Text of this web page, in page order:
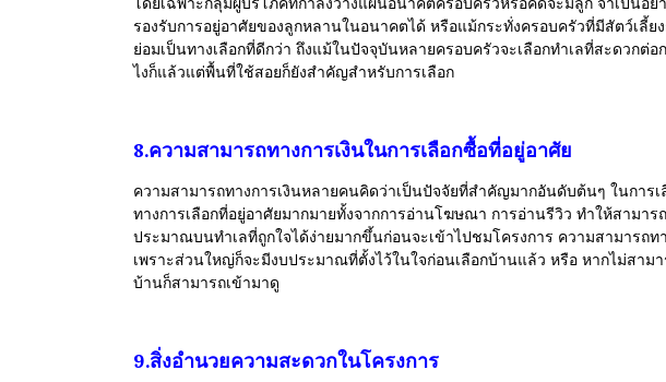
รองรับการอยู่อาศัยของลูกหลานในอนาคตได้ หรือแม้กระทั่งครอบครัวที่มีสัตว์เลี้ย
ย่อมเป็นทางเลือกที่ดีกว่า ถึงแม้ในปัจจุบันหลายครอบครัวจะเลือกทำเลที่สะดวกต่
ไงก็แล้วแต่พื้นที่ใช้สอยก็ยังสำคัญสำหรับการเลือก
8.ความสามารถทางการเงินในการเลือกซื้อที่อยู่อาศัย
ความสามารถทางการเงินหลายคนคิดว่าเป็นปัจจัยที่สำคัญมากอันดับต้นๆ ในการเ
ทางการเลือกที่อยู่อาศัยมากมายทั้งจากการอ่านโฆษณา การอ่านรีวิว ทำให้สามาร
ประมาณบนทำเลที่ถูกใจได้ง่ายมากขึ้นก่อนจะเข้าไปชมโครงการ ความสามารถท
เพราะส่วนใหญ่ก็จะมีงบประมาณที่ตั้งไว้ในใจก่อนเลือกบ้านแล้ว หรือ หากไม่สา
บ้านก็สามารถเข้ามาดู
9.สิ่งอำนวยความสะดวกในโครงการ